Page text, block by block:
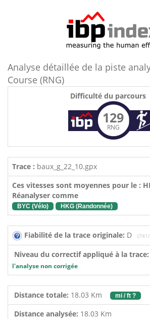
Analyse détaillée de la piste
Course (RNG)
Difficulté du parcours
129
RNG
Trace : baux_g_22_10.gpx
Ces vitesses sont moyennes pour le :
Réanalyser comme
BYC (Vélo) HKG (Randonnée)
Fiabilité de la trace originale: D
Niveau du correctif appliqué à la trace:
l'analyse non corrigée
Distance totale: 18.03 Km mi / ft ?
Distance analysée: 18.03 Km